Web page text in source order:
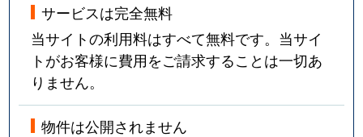
サービスは完全無料
当サイトの利用料はすべて無料です。当サイ
トがお客様に費用をご請求することは一切あ
りません。
物件は公開されません